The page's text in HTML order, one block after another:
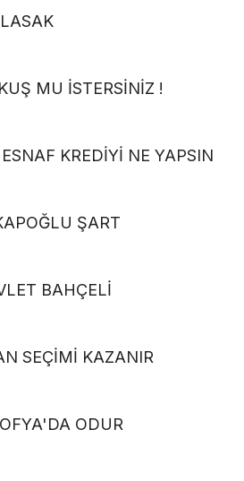
MU İSTERSİNİZ !
KREDİYİ NE YAPSIN
ŞART
BAHÇELİ
SEÇİMİ KAZANIR
ODUR